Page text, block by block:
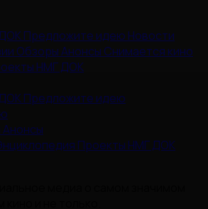
Предложите идею Новости
ОбзорыАнонсы Снимается кино
НМГ ДОК
Предложите идею
Анонсы
Проекты НМГ ДОК